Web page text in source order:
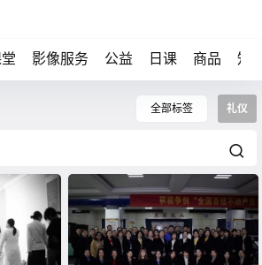
影像服务 公益 日课 商品 知
全部标签 礼仪